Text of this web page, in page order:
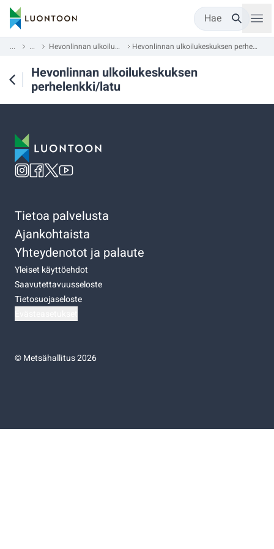
Hae
... ... Hevonlinnan ulkoilukeskus Hevonlinnan ulkoilukeskuksen perhelenkki/latu
Hevonlinnan ulkoilukeskuksen
perhelenkki/latu
Tietoa palvelusta
Ajankohtaista
Yhteydenotot ja palaute
Yleiset käyttöehdot
Saavutettavuusseloste
Tietosuojaseloste
©Metsähallitus 2026